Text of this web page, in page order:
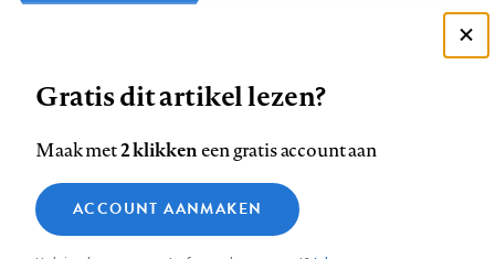
ons
op
Facebook
ons
ons
ons
Instagram
ons
YouTube
ons
Footer
Contact Colofon Disclaimer Privacy
Medische vragen verdienen
betrouwbare antwoorden
Zie onze cookie policy
Functionele cookies
Analytische cookies
Gratis dit artikel lezen?
Maak met2 klikkeneen gratis account aan
ACCOUNT AANMAKEN